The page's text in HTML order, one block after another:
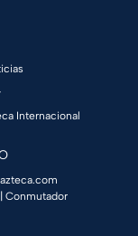
Internacional
| Conmutador